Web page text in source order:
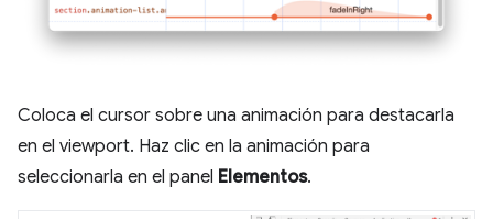
Coloca el cursor sobre una animación para destacarla
en el viewport. Haz clic en la animación para
seleccionarla en el panel Elementos.